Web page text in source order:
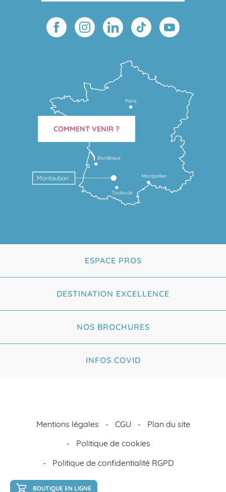
BOUTIQUE EN LIGNE
Toulouse
Montpellier
Bordeaux
Montauban
Paris
COMMENT VENIR ?
ESPACE PROS
DESTINATION EXCELLENCE
NOS BROCHURES
INFOS COVID
Mentions légales CGU
Plan du site
Politique de cookies
Politique de confidentialité RGPD